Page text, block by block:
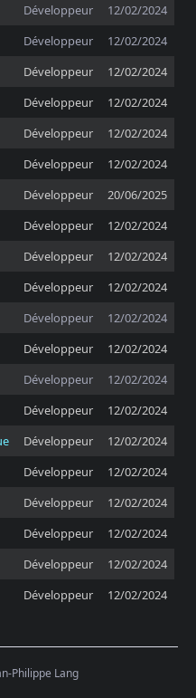
Développeur
12/02/2024
Développeur
12/02/2024
Développeur
12/02/2024
Développeur
12/02/2024
Développeur
12/02/2024
Développeur
12/02/2024
Développeur
20/06/2025
Développeur
12/02/2024
Développeur
12/02/2024
Développeur
12/02/2024
Développeur
12/02/2024
Développeur
12/02/2024
Développeur
12/02/2024
Développeur
12/02/2024
Développeur
12/02/2024
Développeur
12/02/2024
Développeur
12/02/2024
Développeur
12/02/2024
Développeur
12/02/2024
Développeur 12/02/2024
Philippe Lang